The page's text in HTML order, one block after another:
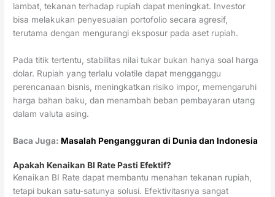
lambat, tekanan terhadap rupiah dapat meningkat. Investor
bisa melakukan penyesuaian portofolio secara agresif,
terutama dengan mengurangi eksposur pada aset rupiah.
Pada titik tertentu, stabilitas nilai tukar bukan hanya soal harga
dolar. Rupiah yang terlalu volatile dapat mengganggu
perencanaan bisnis, meningkatkan risiko impor, memengaruhi
harga bahan baku, dan menambah beban pembayaran utang
dalam valuta asing.
Baca Juga:Masalah Pengangguran di Dunia dan Indonesia
Apakah Kenaikan BI Rate Pasti Efektif?
Kenaikan BI Rate dapat membantu menahan tekanan rupiah,
tetapi bukan satu-satunya solusi. Efektivitasnya sangat